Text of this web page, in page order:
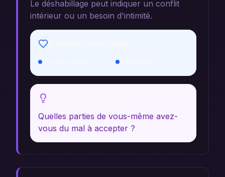
Le déshabillage peut indiquer un conflit
intérieur ou un besoin d'intimité.
Libération
Quelles parties de vous-même avez-
vous du mal à accepter ?